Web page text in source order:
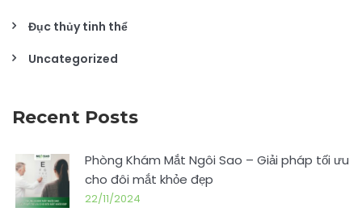
Đục thủy tinh thể
Uncategorized
Recent Posts
Phòng Khám Mắt Ngôi Sao – Giải pháp tối ưu
cho đôi mắt khỏe đẹp
22/11/2024